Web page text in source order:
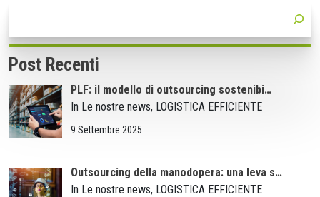
Post Recenti
PLF: il modello di outsourcing sostenibi…
In Le nostre news, LOGISTICA EFFICIENTE
9 Settembre 2025
Outsourcing della manodopera: una leva s…
In Le nostre news, LOGISTICA EFFICIENTE